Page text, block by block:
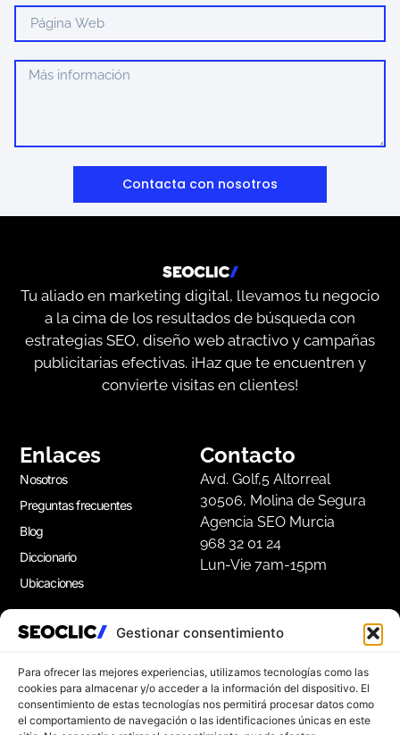
Gestionar consentimiento
Para ofrecer las mejores experiencias, utilizamos tecnologías como las
cookies para almacenar y/o acceder a la información del dispositivo. El
consentimiento de estas tecnologías nos permitirá procesar datos como
el comportamiento de navegación o las identificaciones únicas en este
Contacta con nosotros
Tu aliado en marketing digital, llevamos tu negocio
a la cima de los resultados de búsqueda con
estrategias SEO, diseño web atractivo y campañas
publicitarias efectivas. ¡Haz que te encuentren y
convierte visitas en clientes!
Enlaces
Nosotros
Preguntas frecuentes
Blog
Diccionario
Ubicaciones
Contacto
Avd. Golf,5 Altorreal
30506, Molina de Segura
Agencia SEO Murcia
968 32 01 24
Lun-Vie 7am-15pm
Apúntate a nuestra Newsletter
Suscríbete a nuestro boletín para disfrutar de
consejos de marketing gratuitos, e ideas de
inspiración.